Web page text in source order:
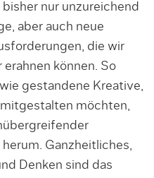
nur un­­zureichend
aber auch neue
die wir
können. So
gestandene Krea­tive,
möchten,
Ganzheitliches,
Denken sind das